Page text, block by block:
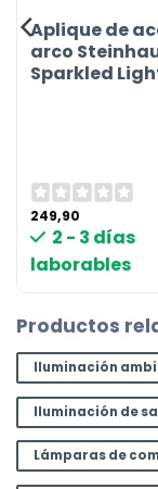
Aplique de
arco
Sparkled
249,90
2 - 3 días
laborables
Productos
Iluminación
Iluminación de
Lámparas de